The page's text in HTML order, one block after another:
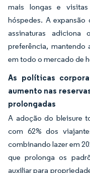
mais longas e visitas
hóspedes. A
assinaturas
preferência,
em todo o mercado de
As políticas
aumento nas
prolongadas
A adoção do bleisure
com 62% dos
combinando lazer em
que prolonga os
auxiliar para